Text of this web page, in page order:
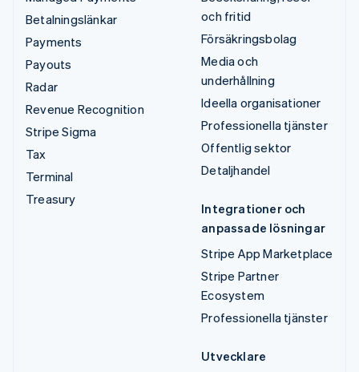
Betalningslänkar
Payments
Payouts
Radar
Revenue Recognition
Stripe Sigma
Tax
Terminal
Treasury
och fritid
Försäkringsbolag
Media och
underhållning
Ideella organisationer
Professionella tjänster
Offentlig sektor
Detaljhandel
Integrationer och
anpassade lösningar
Stripe App Marketplace
Stripe Partner
Ecosystem
Professionella tjänster
Utvecklare